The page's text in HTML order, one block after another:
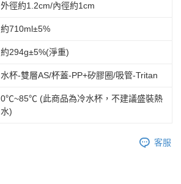
外徑約1.2cm/內徑約1cm
約710ml±5%
約294g±5%(淨重)
水杯-雙層AS/杯蓋-PP+矽膠圈/吸管-Tritan
0℃~85℃ (此商品為冷水杯，不建議盛裝熱
水)
客服